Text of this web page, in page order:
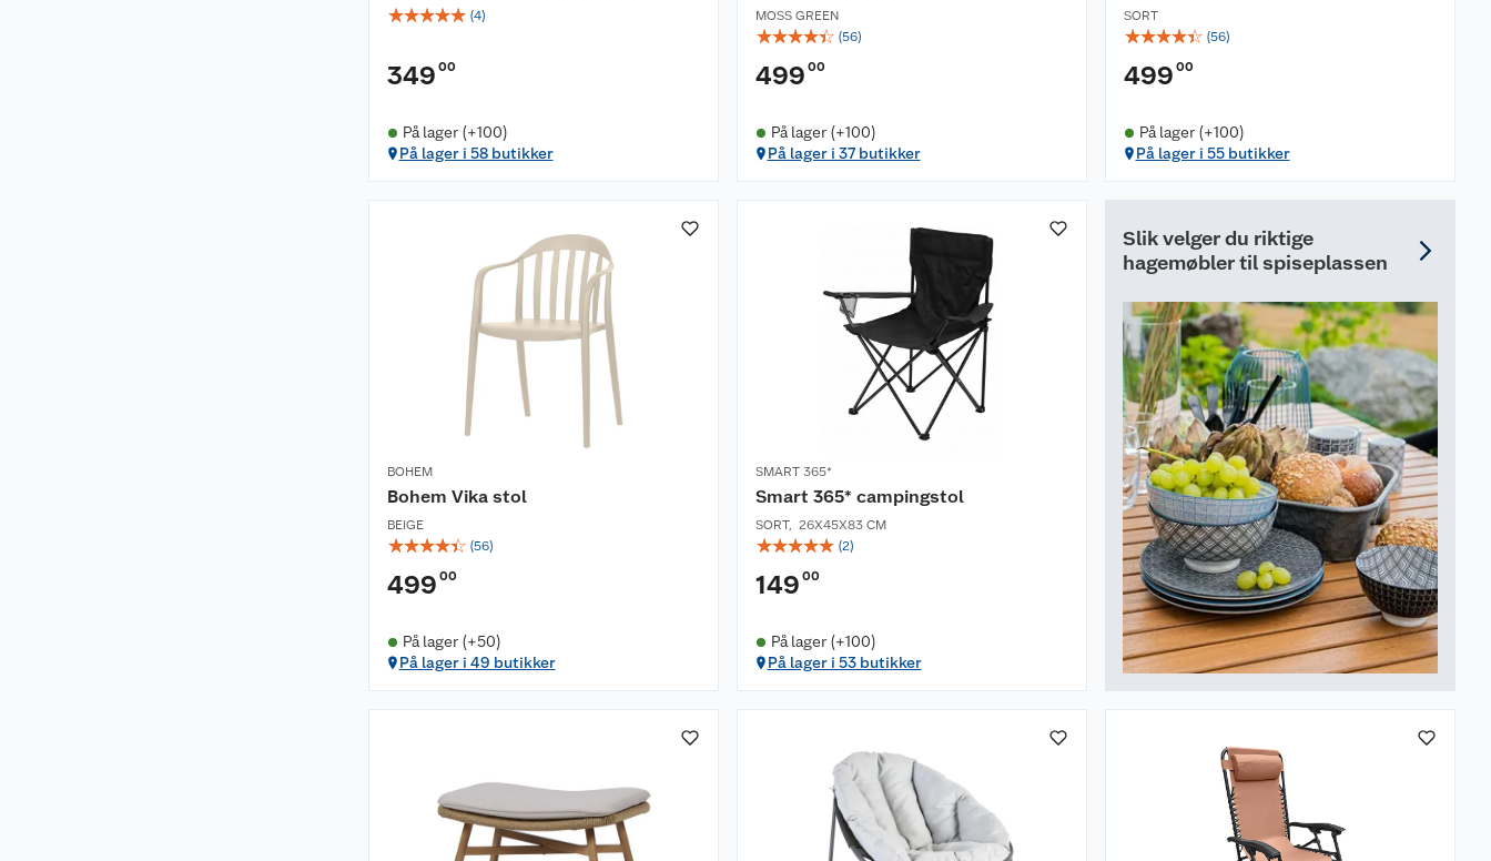
☆☆☆☆☆ (4)
349 00
På lager (+100)
På lager i 58 butikker
MOSS GREEN
☆☆☆☆☆ (56)
499 00
På lager (+100)
På lager i 37 butikker
SORT
☆☆☆☆☆ (56)
499 00
På lager (+100)
På lager i 55 butikker
BOHEM
Bohem Vika stol
BEIGE
☆☆☆☆☆ (56)
499 00
På lager (+50)
På lager i 49 butikker
SMART 365*
Smart 365* campingstol
SORT, 26X45X83 CM
☆☆☆☆☆ (2)
149 00
På lager (+100)
På lager i 53 butikker
Slik velger du riktige
hagemøbler til spiseplassen